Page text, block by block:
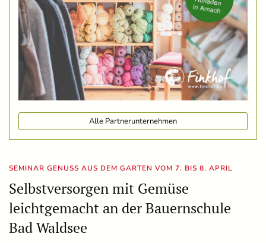
Alle Partnerunternehmen
SEMINAR GENUSS AUS DEM GARTEN VOM 7. BIS 8. APRIL
Selbstversorgen mit Gemüse
leichtgemacht an der Bauernschule
Bad Waldsee